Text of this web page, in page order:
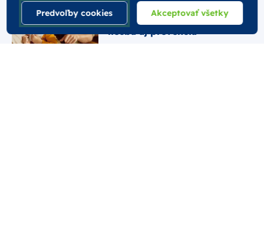
Chrípka u detí - príznaky,
liečba aj prevencia
Predvoľby cookies Akceptovať všetky